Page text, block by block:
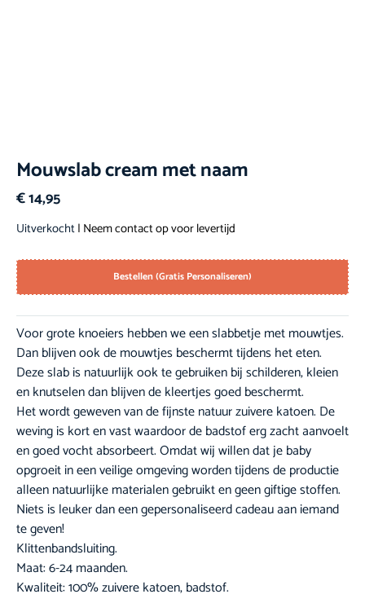
Mouwslab cream met naam
€14,95
Uitverkocht| Neem contact op voor levertijd
Bestellen (Gratis Personaliseren)
Voor grote knoeiers hebben we een slabbetje met mouwtjes.
Dan blijven ook de mouwtjes beschermt tijdens het eten.
Deze slab is natuurlijk ook te gebruiken bij schilderen, kleien
en knutselen dan blijven de kleertjes goed beschermt.
Het wordt geweven van de fijnste natuur zuivere katoen. De
weving is kort en vast waardoor de badstof erg zacht aanvoelt
en goed vocht absorbeert. Omdat wij willen dat je baby
opgroeit in een veilige omgeving worden tijdens de productie
alleen natuurlijke materialen gebruikt en geen giftige stoffen.
Niets is leuker dan een gepersonaliseerd cadeau aan iemand
te geven!
Klittenbandsluiting.
Maat: 6-24 maanden.
Kwaliteit: 100% zuivere katoen, badstof.